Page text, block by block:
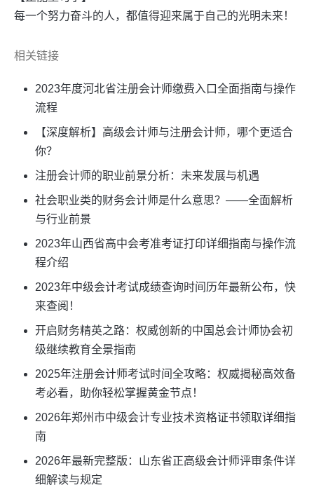
每一个努力奋斗的人，都值得迎来属于自己的光明未来！
相关链接
2023年度河北省注册会计师缴费入口全面指南与操作
流程
【深度解析】高级会计师与注册会计师，哪个更适合
你？
注册会计师的职业前景分析：未来发展与机遇
社会职业类的财务会计师是什么意思？——全面解析
与行业前景
2023年山西省高中会考准考证打印详细指南与操作流
程介绍
2023年中级会计考试成绩查询时间历年最新公布，快
来查阅！
开启财务精英之路：权威创新的中国总会计师协会初
级继续教育全景指南
2025年注册会计师考试时间全攻略：权威揭秘高效备
考必看，助你轻松掌握黄金节点！
2026年郑州市中级会计专业技术资格证书领取详细指
南
2026年最新完整版：山东省正高级会计师评审条件详
细解读与规定